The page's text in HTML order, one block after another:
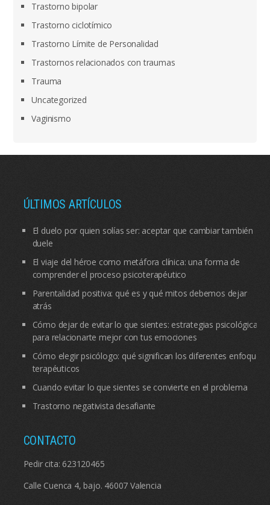
Trastorno bipolar
Trastorno ciclotímico
Trastorno Límite de Personalidad
Trastornos relacionados con traumas
Trauma
Uncategorized
Vaginismo
ÚLTIMOS ARTÍCULOS
El duelo por quien solías ser: aceptar que cambiar también
duele
El viaje del héroe como metáfora clínica: una forma de
comprender el proceso psicoterapéutico
Parentalidad positiva: qué es y qué mitos debemos dejar
atrás
Cómo dejar de evitar lo que sientes: estrategias psicológicas
para relacionarte mejor con tus emociones
Cómo elegir psicólogo: qué significan los diferentes enfoques
terapéuticos
Cuando evitar lo que sientes se convierte en el problema
Trastorno negativista desafiante
CONTACTO
Pedir cita: 623120465
Calle Cuenca 4, bajo. 46007 Valencia